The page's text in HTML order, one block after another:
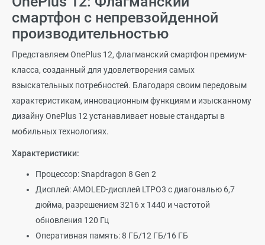
смартфон с непревзойденной
производительностью
Представляем OnePlus 12, флагманский смартфон премиум-
класса, созданный для удовлетворения самых
взыскательных потребностей. Благодаря своим передовым
характеристикам, инновационным функциям и изысканному
дизайну OnePlus 12 устанавливает новые стандарты в
мобильных технологиях.
Характеристики:
Процессор: Snapdragon 8 Gen 2
Дисплей: AMOLED-дисплей LTPO3 с диагональю 6,7
дюйма, разрешением 3216 x 1440 и частотой
обновления 120 Гц
Оперативная память: 8 ГБ/12 ГБ/16 ГБ